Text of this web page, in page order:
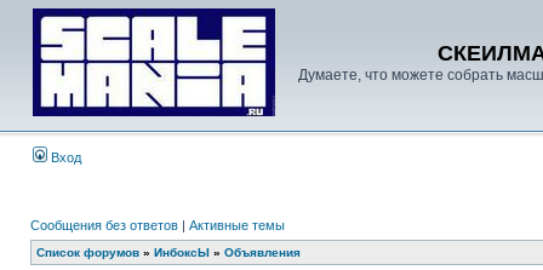
Думаете, что можете собрать
Вход
Сообщения без ответов | Активные темы
Список форумов » ИнбоксЫ » Объявления